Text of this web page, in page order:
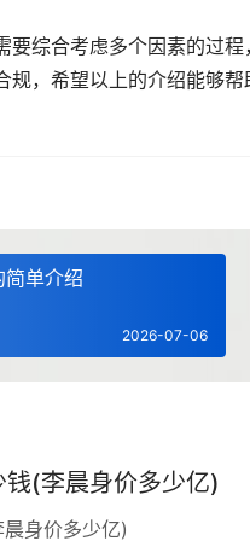
要综合考虑多个因素的过
，希望以上的介绍能够
单介绍
2026-07-06
(李晨身价多少亿)
身价多少亿)